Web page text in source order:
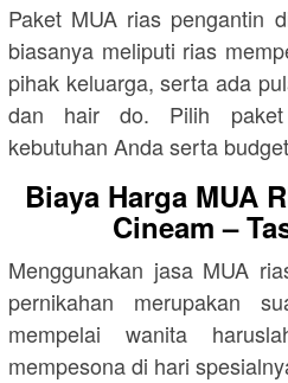
Paket MUA rias pengantin
biasanya meliputi rias
pihak keluarga, serta ada
dan hair do. Pilih
kebutuhan Anda serta
Biaya Harga MUA
Cineam –
Menggunakan jasa MUA
pernikahan merupakan
mempelai wanita
mempesona di hari